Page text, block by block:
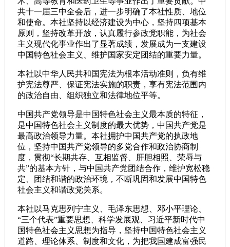
共十一届三中全会后，进一步明确了本社性质、地位
和使命。本社坚持以经济建设为中心，坚持四项基本
原则，坚持改革开放，认真履行参政党职能，为社会
主义现代化事业作出了显著成绩，发展成为一支建设
中国特色社会主义、维护国家安定团结的重要力量。
本社以中华人民共和国宪法为根本活动准则，负有维
护宪法尊严、保证宪法实施的职责，享有宪法范围内
的政治自由、组织独立和法律地位平等。
中国共产党领导是中国特色社会主义最本质的特征，
是中国特色社会主义制度的最大优势，中国共产党是
最高政治领导力量。本社拥护中国共产党的执政地
位，坚持中国共产党领导的多党合作和政治协商制
度，贯彻“长期共存、互相监督、肝胆相照、荣辱与
共”的基本方针，与中国共产党团结合作，维护宽松稳
定、团结和谐的政治环境，不断巩固和发展中国特色
社会主义和谐政党关系。
本社以马克思列宁主义、毛泽东思想、邓小平理论、
“三个代表”重要思想、科学发展观、习近平新时代中
国特色社会主义思想为指导，坚持中国特色社会主义
道路、理论体系、制度和文化，为把我国建成富强民